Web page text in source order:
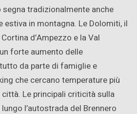
tradizionalmente anche
estiva in montagna. Le Dolomiti, il
d’Ampezzo e la Val
forte aumento delle
da parte di famiglie e
che cercano temperature più
Le principali criticità sulla
l’autostrada del Brennero